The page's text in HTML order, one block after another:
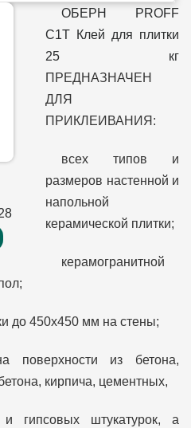
ОБЕРН PROFF
C1T Клей для плитки
25 кг
ПРЕДНАЗНАЧЕН
ДЛЯ
ПРИКЛЕИВАНИЯ:
всех типов и
размеров настенной и
напольной
керамической плитки;
керамогранитной
до 450х450 мм на стены;
поверхности из бетона,
кирпича, цементных,
и гипсовых штукатурок, а